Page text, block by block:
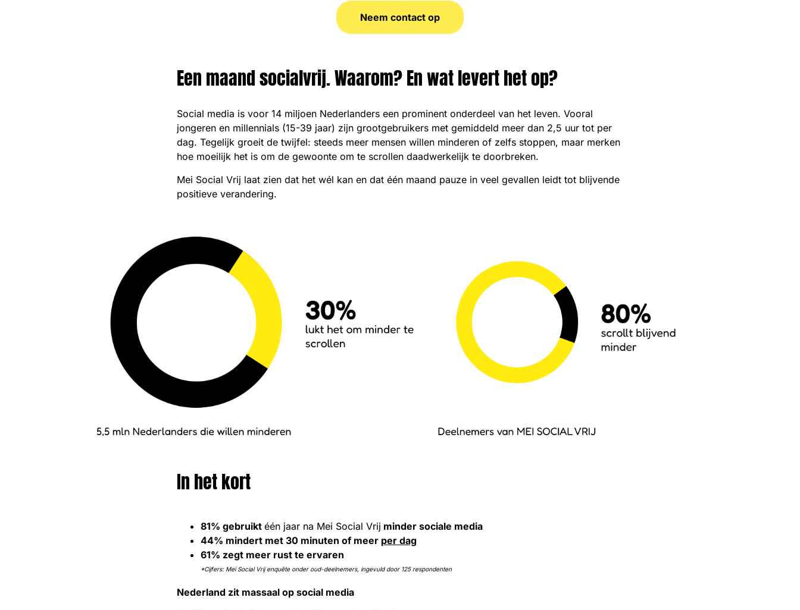
Neem contact op
Een maand socialvrij. Waarom? En wat levert het op?
Social media is voor 14 miljoen Nederlanders een prominent onderdeel van het leven. Vooral
jongeren en millennials (15-39 jaar) zijn grootgebruikers met gemiddeld meer dan 2,5 uur tot per
dag. Tegelijk groeit de twijfel: steeds meer mensen willen minderen of zelfs stoppen, maar merken
hoe moeilijk het is om de gewoonte om te scrollen daadwerkelijk te doorbreken.
Mei Social Vrij laat zien dat het wél kan en dat één maand pauze in veel gevallen leidt tot blijvende
positieve verandering.
In het kort
81% gebruikt één jaar na Mei Social Vrij minder sociale media
44% mindert met 30 minuten of meer per dag
61% zegt meer rust te ervaren
*Cijfers: Mei Social Vrij enquête onder oud-deelnemers, ingevuld door 125 respondenten
Nederland zit massaal op social media